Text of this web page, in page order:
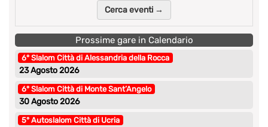
Cerca eventi →
Prossime gare in Calendario
6° Slalom Città di Alessandria della Rocca
23 Agosto 2026
6° Slalom Città di Monte Sant’Angelo
30 Agosto 2026
5° Autoslalom Città di Ucria